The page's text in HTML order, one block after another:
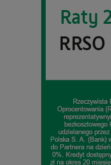
PRALKA AMICA
AUTOSENSOR
1
do